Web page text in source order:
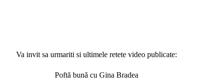
Va invit sa urmariti si ultimele retete video publicate:
Poftă bună cu Gina Bradea